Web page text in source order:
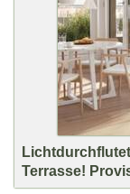
Terrasse!